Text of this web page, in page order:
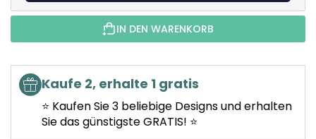
IN DEN WARENKORB
Kaufe 2, erhalte 1 gratis
⭐ Kaufen Sie 3 beliebige Designs und erhalten
Sie das günstigste GRATIS! ⭐